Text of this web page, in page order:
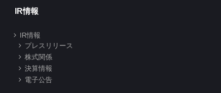
IR情報
IR情報
プレスリリース
株式関係
決算情報
電子公告